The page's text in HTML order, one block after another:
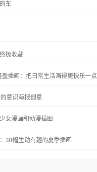
车
极收藏
盈插画：把日常生活画得更快乐一点
意识海报创意
女漫画和动漫插图
30幅生动有趣的夏季插画